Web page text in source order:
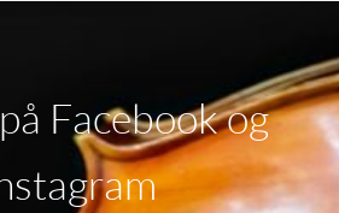
Facebook og